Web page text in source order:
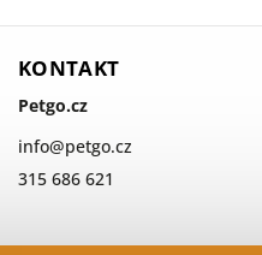
KONTAKT
Petgo.cz
info@petgo.cz
315 686 621